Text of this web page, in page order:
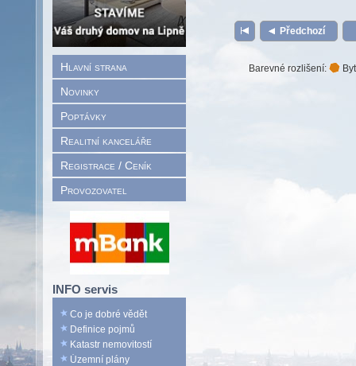
Hlavní strana
Novinky
Poptávky
Realitní kanceláře
Registrace / Ceník
Provozovatel
INFO servis
Co je dobré vědět
Definice pojmů
Katastr nemovitostí
Územní plány
Předchozí
Barevné rozlišení: